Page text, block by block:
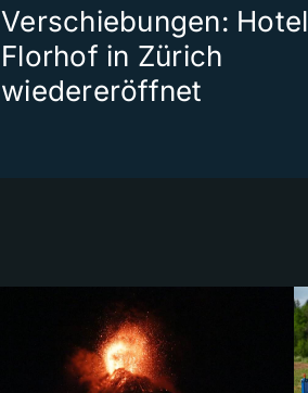
Verschiebungen: Hotel
Florhof in Zürich
wiedereröffnet